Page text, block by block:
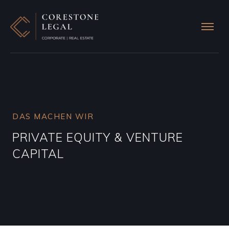
DAS MACHEN WIR
PRIVATE EQUITY & VENTURE
CAPITAL